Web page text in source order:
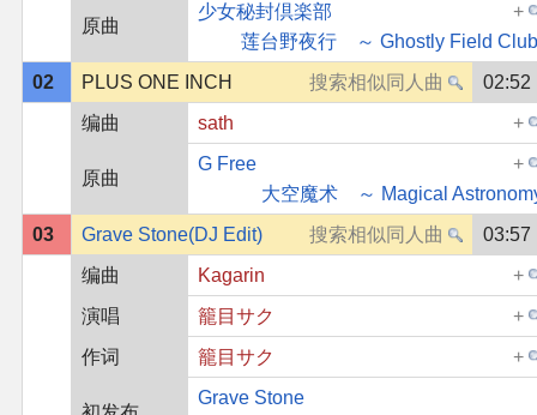
原曲
少女秘封倶楽部
莲台野夜行 ～ Ghostly Field
02
PLUS ONE INCH
02:52
编曲
sath
原曲
G Free
大空魔术 ～ Magical
03
Grave Stone(DJ Edit)
03:57
编曲
Kagarin
演唱
籠目サク
作词
籠目サク
Grave Stone